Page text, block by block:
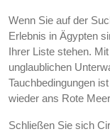
Wenn Sie auf der
Erlebnis in Ägypten
Ihrer Liste stehen.
unglaublichen
Tauchbedingungen
wieder ans Rote
Schließen Sie sich